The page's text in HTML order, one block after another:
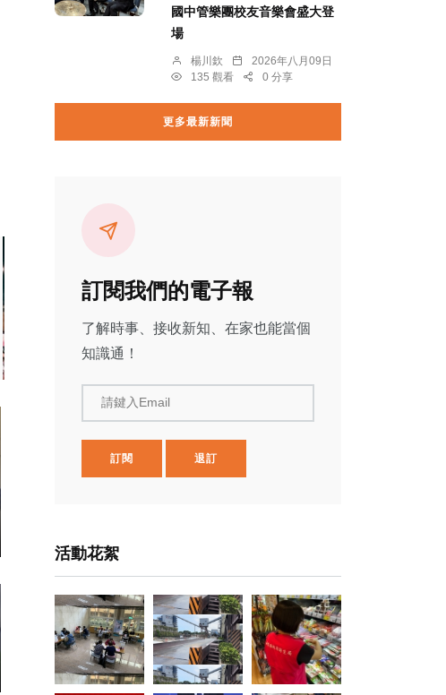
國中管樂團校友音樂會盛大登
場
楊川欽
2026年八月09日
135 觀看
0 分享
更多最新新聞
訂閱我們的電子報
了解時事、接收新知、在家也能當個
知識通！
請鍵入Email
訂閱 退訂
活動花絮